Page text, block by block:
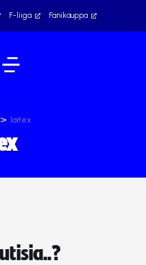
F-liiga Fanikauppa
> laitex